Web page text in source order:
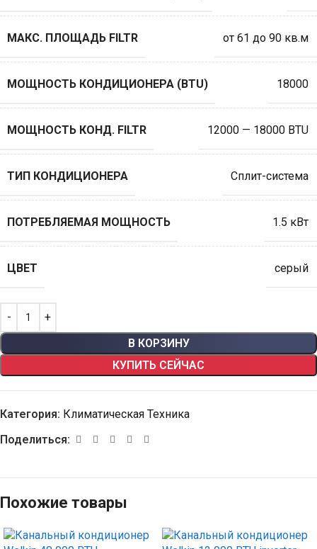
МАКС. ПЛОЩАДЬ FILTR от 61 до 90 кв.м
МОЩНОСТЬ КОНДИЦИОНЕРА (BTU) 18000
МОЩНОСТЬ КОНД. FILTR 12000 — 18000 BTU
ТИП КОНДИЦИОНЕРА Сплит-система
ПОТРЕБЛЯЕМАЯ МОЩНОСТЬ 1.5 кВт
ЦВЕТ серый
В КОРЗИНУ
КУПИТЬ СЕЙЧАС
Категория: Климатическая Техника
Поделиться:
Похожие товары